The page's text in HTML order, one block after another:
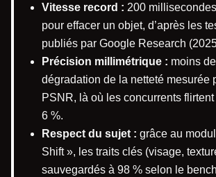
Vitesse record : 200
pour effacer un objet, d’après les
publiés par Google Research
Précision millimétrique : moins
dégradation de la netteté mesurée
PSNR, là où les concurrents
6 %.
Respect du sujet : grâce au
Shift », les traits clés (visage,
sauvegardés à 98 % selon le